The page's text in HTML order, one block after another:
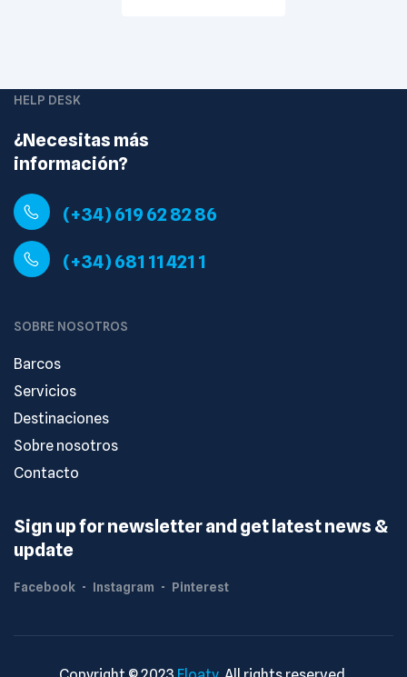
HELP DESK
¿Necesitas más
información?
(+34) 619 62 82 86
(+34) 681 11 421 1
SOBRE NOSOTROS
Barcos
Servicios
Destinaciones
Sobre nosotros
Contacto
Sign up for newsletter and get latest news &
update
Facebook Instagram Pinterest